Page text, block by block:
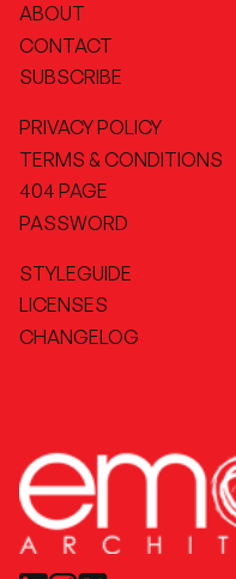
ABOUT
CONTACT
SUBSCRIBE
PRIVACY POLICY
TERMS & CONDITIONS
404 PAGE
PASSWORD
STYLEGUIDE
LICENSES
CHANGELOG